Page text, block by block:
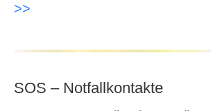
>>
SOS – Notfallkontakte